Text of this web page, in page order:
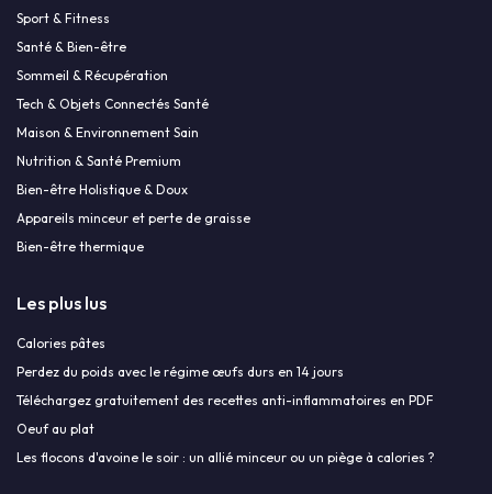
Sport & Fitness
Santé & Bien-être
Sommeil & Récupération
Tech & Objets Connectés Santé
Maison & Environnement Sain
Nutrition & Santé Premium
Bien-être Holistique & Doux
Appareils minceur et perte de graisse
Bien-être thermique
Les plus lus
Calories pâtes
Perdez du poids avec le régime œufs durs en 14 jours
Téléchargez gratuitement des recettes anti-inflammatoires en PDF
Oeuf au plat
Les flocons d'avoine le soir : un allié minceur ou un piège à calories ?